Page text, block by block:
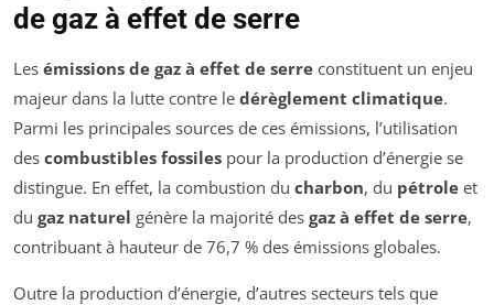
de gaz à effet de serre
Les émissions de gaz à effet de serre constituent un enjeu
majeur dans la lutte contre le dérèglement climatique.
Parmi les principales sources de ces émissions, l’utilisation
des combustibles fossiles pour la production d’énergie se
distingue. En effet, la combustion du charbon, du pétrole et
du gaz naturel génère la majorité des gaz à effet de serre,
contribuant à hauteur de 76,7 % des émissions globales.
Outre la production d’énergie, d’autres secteurs tels que